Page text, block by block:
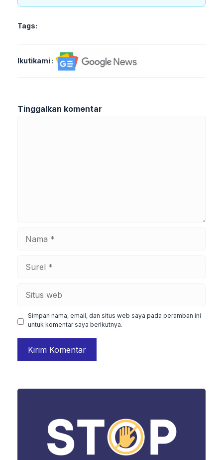
Tags:
Ikutikami :
Tinggalkan komentar
web
Simpan nama, email, dan situs web saya pada peramban ini
untuk komentar saya berikutnya.